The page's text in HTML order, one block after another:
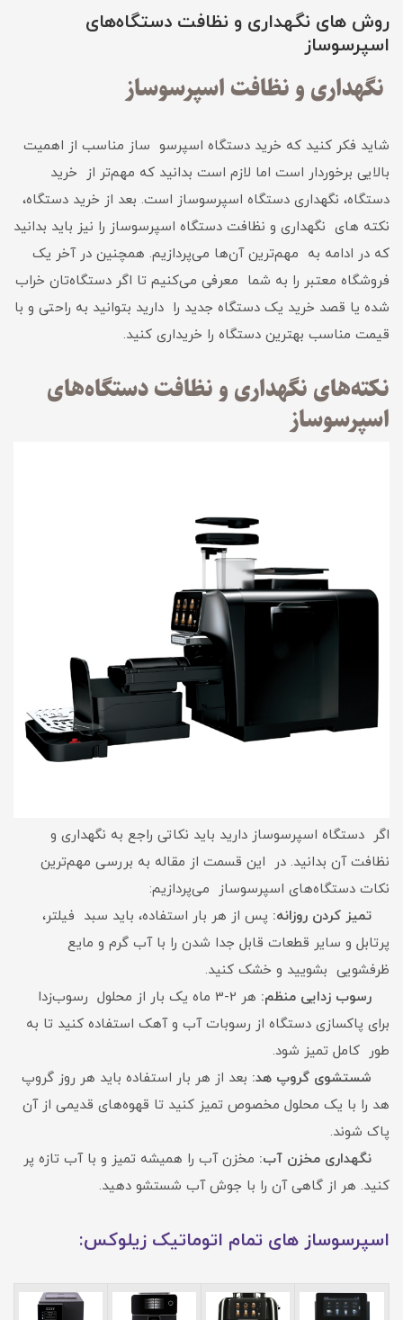
روش های نگهداری و نظافت دستگاه‌های
اسپرسوساز
نگهداری و نظافت اسپرسوساز
شاید فکر کنید که خرید دستگاه اسپرسو ساز مناسب از اهمیت
بالایی برخوردار است اما لازم است بدانید که مهم‌تر از خرید
دستگاه، نگهداری دستگاه اسپرسوساز است. بعد از خرید دستگاه،
نکته های نگهداری و نظافت دستگاه اسپرسوساز را نیز باید بدانید
که در ادامه به مهم‌ترین آن‌ها می‌پردازیم. همچنین در آخر یک
فروشگاه معتبر را به شما معرفی می‌کنیم تا اگر دستگاه‌تان خراب
شده یا قصد خرید یک دستگاه جدید را دارید بتوانید به راحتی و با
قیمت مناسب بهترین دستگاه را خریداری کنید.
نکته‌های نگهداری و نظافت دستگاه‌های
اسپرسوساز
اگر دستگاه اسپرسوساز دارید باید نکاتی راجع به نگهداری و
نظافت آن بدانید. در این قسمت از مقاله به بررسی مهم‌ترین
نکات دستگاه‌های اسپرسوساز می‌پردازیم:
تمیز کردن روزانه: پس از هر بار استفاده، باید سبد فیلتر،
پرتابل و سایر قطعات قابل جدا شدن را با آب گرم و مایع
ظرفشویی بشویید و خشک کنید.
رسوب زدایی منظم:
هر 2-3 ماه یک بار از محلول رسوب‌زدا
برای پاکسازی دستگاه از رسوبات آب و آهک استفاده کنید تا به
طور کامل تمیز شود.
شستشوی گروپ هد: بعد از هر بار استفاده باید هر روز گروپ
هد را با یک محلول مخصوص تمیز کنید تا قهوه‌های قدیمی از آن
پاک شوند.
نگهداری مخزن آب: مخزن آب را همیشه تمیز و با آب تازه پر
کنید. هر از گاهی آن را با جوش آب شستشو دهید.
اسپرسوساز های تمام اتوماتیک زیلوکس: